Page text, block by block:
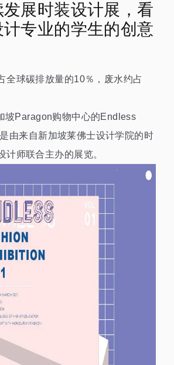
展时装设计展，看
专业的学生的创意
全球碳排放量的10％，废水约占
坡Paragon购物中心的Endless
由来自新加坡莱佛士设计学院的时
计师联合主办的展览。